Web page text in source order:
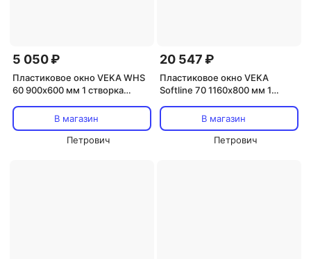
5 050 ₽
Пластиковое окно VEKA WHS
60 900х600 мм 1 створка
В магазин
Петрович
20 547 ₽
Пластиковое окно VEKA
Softline 70 1160х800 мм 1
откидная двухкамерное с
энергосбережением
В магазин
Петрович